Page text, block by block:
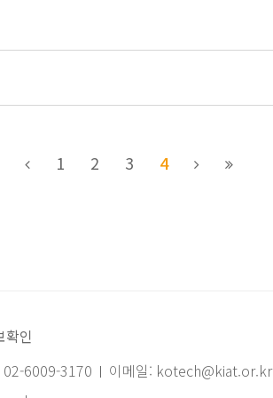
1 2 3 4
확인
02-6009-3170 이메일: kotech@kiat.or.kr